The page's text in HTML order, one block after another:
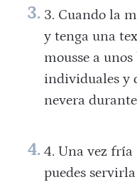
Cuando la
y tenga una
mousse a
individuales y
nevera
Una vez fría
puedes